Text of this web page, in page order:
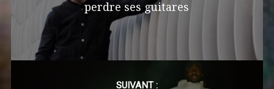
perdre ses guitares
SUIVANT :